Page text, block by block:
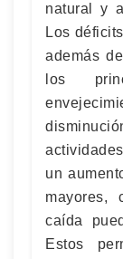
natural y
Los
además
los
un
mayores,
caída
Estos